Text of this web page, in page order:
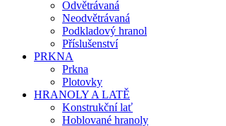
Odvětrávaná
Neodvětrávaná
Podkladový hranol
Příslušenství
PRKNA
Prkna
Plotovky
HRANOLY A LATĚ
Konstrukční lať
Hoblované hranoly